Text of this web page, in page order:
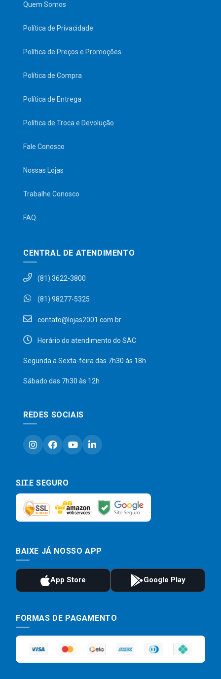
Quem Somos
Política de Privacidade
Política de Preços e Promoções
Política de Compra
Política de Entrega
Política de Troca e Devolução
Fale Conosco
Nossas Lojas
Trabalhe Conosco
FAQ
CENTRAL DE ATENDIMENTO
(81) 3622-3800
(81) 98277-5325
contato@lojas2001.com.br
Horário do atendimento do SAC
Segunda a Sexta-feira das 7h30 às 18h
Sábado das 7h30 às 12h
REDES SOCIAIS
SITE SEGURO
BAIXE JÁ NOSSO APP
FORMAS DE PAGAMENTO